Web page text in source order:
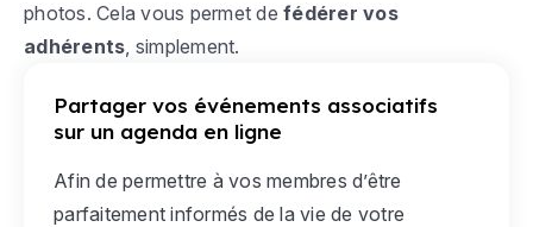
photos. Cela vous permet de fédérer vos
adhérents, simplement.
Partager vos événements associatifs
sur un agenda en ligne
Afin de permettre à vos membres d’être
parfaitement informés de la vie de votre